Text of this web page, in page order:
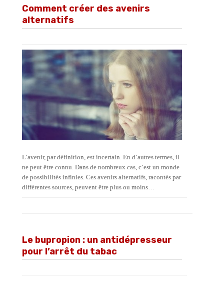
Comment créer des avenirs
alternatifs
L’avenir, par définition, est incertain. En d’autres termes, il
ne peut être connu. Dans de nombreux cas, c’est un monde
de possibilités infinies. Ces avenirs alternatifs, racontés par
différentes sources, peuvent être plus ou moins…
Le bupropion : un antidépresseur
pour l’arrêt du tabac